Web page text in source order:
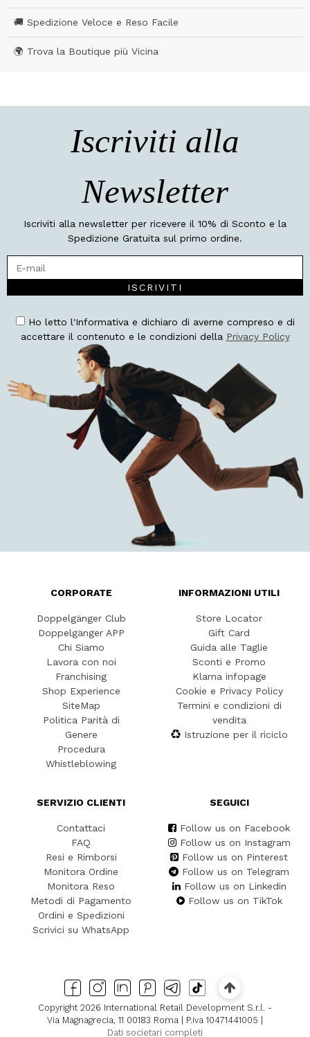
🚚 Spedizione Veloce e Reso Facile
🌍 Trova la Boutique più Vicina
Iscriviti alla
Newsletter
Iscriviti alla newsletter per ricevere il 10% di Sconto e la
Spedizione Gratuita sul primo ordine.
ISCRIVITI
Ho letto l'Informativa e dichiaro di averne compreso e di
accettare il contenuto e le condizioni della Privacy Policy
CORPORATE
Doppelgänger Club
Doppelgänger APP
Chi Siamo
Lavora con noi
Franchising
Shop Experience
SiteMap
Politica Parità di
Genere
Procedura
Whistleblowing
INFORMAZIONI UTILI
Store Locator
Gift Card
Guida alle Taglie
Sconti e Promo
Klarna infopage
Cookie e Privacy Policy
Termini e condizioni di
vendita
Istruzione per il riciclo
SERVIZIO CLIENTI
Contattaci
FAQ
Resi e Rimborsi
Monitora Ordine
Monitora Reso
Metodi di Pagamento
Ordini e Spedizioni
Scrivici su WhatsApp
SEGUICI
Follow us on Facebook
Follow us on Instagram
Follow us on Pinterest
Follow us on Telegram
Follow us on Linkedin
Follow us on TikTok
Copyright 2026 International Retail Development S.r.l. -
Via Magnagrecia, 11 00183 Roma | P.iva 10471441005 |
Dati societari completi